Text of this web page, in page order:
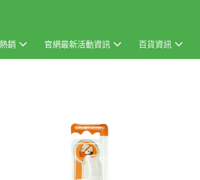
銷 官網最新活動資訊 百貨資訊